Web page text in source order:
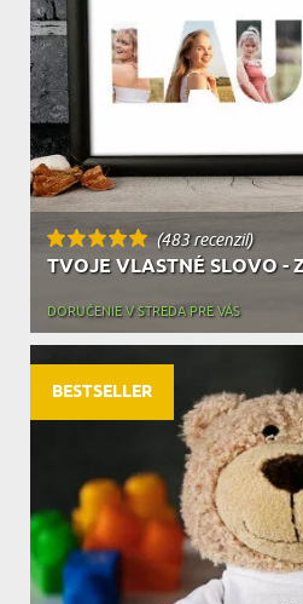
(483 recenzií)
TVOJE VLASTNÉ SLOVO -
DORUČENIE V STREDA PRE VÁS
BESTSELLER